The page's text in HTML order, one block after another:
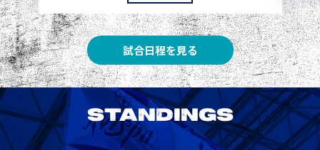
試合日程を見る
STANDINGS